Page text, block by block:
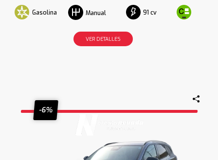
Gasolina Manual 91 cv
VER DETALLES
-6%